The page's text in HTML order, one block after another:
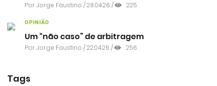
PorJorge Faustino / 28.04.26 / 225
OPINIÃO
Um “não caso” de arbitragem
PorJorge Faustino / 22.04.26 / 256
Tags